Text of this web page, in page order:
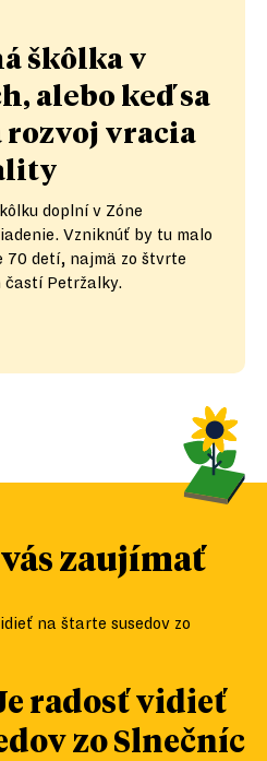
škôlka v
alebo keď sa
rozvoj vracia
doplní v Zóne
Vzniknúť by tu malo
70 detí, najmä zo štvrte
Petržalky.
zaujímať
radosť vidieť
zo Slnečníc